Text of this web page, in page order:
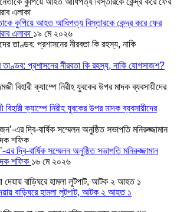
কুপিয়ে আহত আধিপত্য বিস্তারকে কেন্দ্র করে ফের
এলাকা ১৯ মে ২০২৬
তাণ্ডব: প্রশাসনের নীরবতা কি রহস্য, নাকি যোগসাজশ?
বিহারী ক্যাম্পে নিরীহ যুবকের উপর মাদক ব্যবসায়ীদের
দ্বি-বার্ষিক সম্মেলন অনুষ্ঠিত সভাপতি মনিরুজ্জামান
শফিক ১৬ মে ২০২৬
বাড়িঘরে হামলা লুটপাট, আটক ২ আহত ১